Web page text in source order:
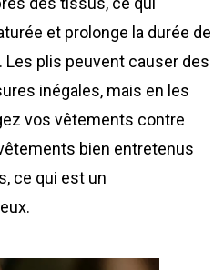
et prolonge la durée de
plis peuvent causer des
inégales, mais en les
vos vêtements contre
bien entretenus
ce qui est un